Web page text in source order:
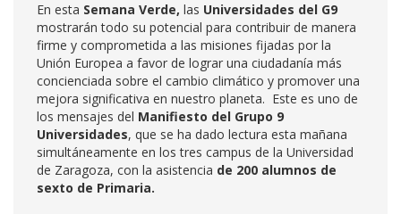
En esta Semana Verde, las Universidades del G9
mostrarán todo su potencial para contribuir de manera
firme y comprometida a las misiones fijadas por la
Unión Europea a favor de lograr una ciudadanía más
concienciada sobre el cambio climático y promover una
mejora significativa en nuestro planeta. Este es uno de
los mensajes del Manifiesto del Grupo 9
Universidades, que se ha dado lectura esta mañana
simultáneamente en los tres campus de la Universidad
de Zaragoza, con la asistencia de 200 alumnos de
sexto de Primaria.